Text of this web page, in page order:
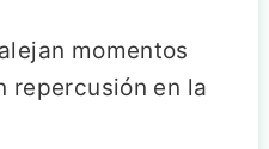
momentos
repercusión en la